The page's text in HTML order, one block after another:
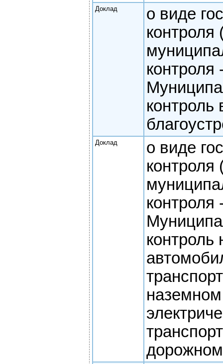
Доклад
о виде
контроля
контроля
Доклад
о виде
контроля
контроля
контроль
наземном